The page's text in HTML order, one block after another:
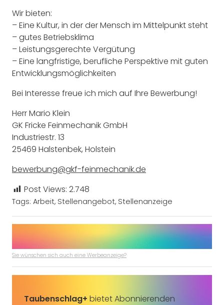
Wir bieten:
– Eine Kultur, in der der Mensch im Mittelpunkt steht
– gutes Betriebsklima
– Leistungsgerechte Vergütung
– Eine langfristige, berufliche Perspektive mit guten
Entwicklungsmöglichkeiten
Bei Interesse freue ich mich auf Ihre Bewerbung!
Herr Mario Klein
GK Fricke Feinmechanik GmbH
Industriestr. 13
25469 Halstenbek, Holstein
bewerbung@gkf-feinmechanik.de
Post Views: 2.748
Tags: Arbeit, Stellenangebot, Stellenanzeige
Sie wünschen sich auch eine Werbeanzeige?
Taubenschlag+ bietet Abonnierenden